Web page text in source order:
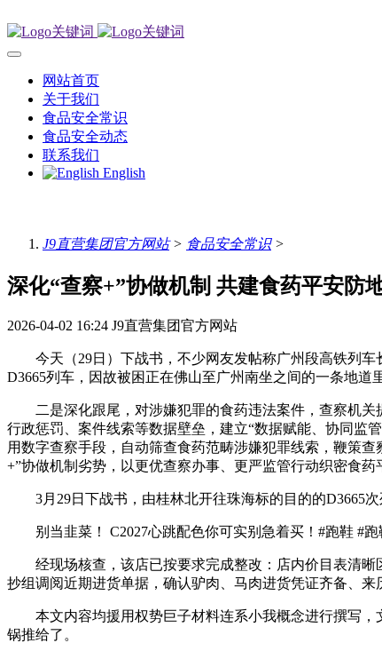
网站首页
关于我们
食品安全常识
食品安全动态
联系我们
English
J9直营集团官方网站> 食品安全常识>
深化“查察+”协做机制 共建食药平安防
2026-04-02 16:24 J9直营集团官方网站
今天（29日）下战书，不少网友发帖称广州段高铁列车
D3665列车，因故被困正在佛山至广州南坐之间的一条地道
二是深化跟尾，对涉嫌犯罪的食药违法案件，查察机关
行政惩罚、案件线索等数据壁垒，建立“数据赋能、协同监
用数字查察手段，自动筛查食药范畴涉嫌犯罪线索，鞭策
+”协做机制劣势，以更优查察办事、更严监管行动织密食
3月29日下战书，由桂林北开往珠海标的目的的D3665次
别当韭菜！ C2027心跳配色你可实别急着买！#跑鞋 #跑
经现场核查，该店已按要求完成整改：店内价目表清晰
抄组调阅近期进货单据，确认驴肉、马肉进货凭证齐备、
本文内容均援用权势巨子材料连系小我概念进行撰写，
锅推给了。